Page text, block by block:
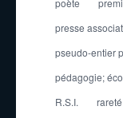
presse
pseudo-entier
pédagogie;
R.S.I.